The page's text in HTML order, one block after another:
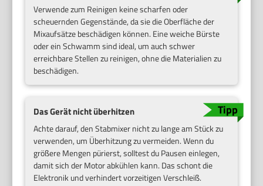
Verwende zum Reinigen keine scharfen oder
scheuernden Gegenstände, da sie die Oberfläche der
Mixaufsätze beschädigen können. Eine weiche Bürste
oder ein Schwamm sind ideal, um auch schwer
erreichbare Stellen zu reinigen, ohne die Materialien zu
beschädigen.
Das Gerät nicht überhitzen
Achte darauf, den Stabmixer nicht zu lange am Stück zu
verwenden, um Überhitzung zu vermeiden. Wenn du
größere Mengen pürierst, solltest du Pausen einlegen,
damit sich der Motor abkühlen kann. Das schont die
Elektronik und verhindert vorzeitigen Verschleiß.